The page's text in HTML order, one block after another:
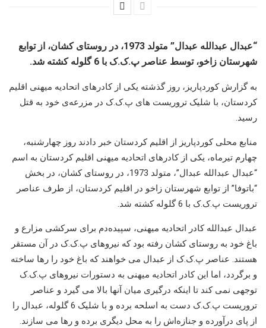
“عبدال عبداللە عبدال” متولد 1973، در روستای کشان، از توابع
شهرستان زاخو، توسط عناصر پ.ک.ک با 6 گلولە کشتە شد.
به گزارش کوردپاریز، روز گذشته یکی از کادرهای اتحادیه میهنی اقلیم
کردستان، با شلیک تروریست های پ.ک.ک در مزرعەی خود بە قتل
رسید.
منابع محلی کوردپاریز از اقلیم کردستان خبر دادند روز چهارشنبە،
چهارم تیرماه، یکی از کادرهای اتحادیه میهنی اقلیم کردستان بە اسم
“عبدال عبداللە عبدال”، متولد 1973، در روستای کشان، در بخش
“باتوفا” از توابع شهرستان زاخو در اقلیم کردستان، از طرف عناصر
تروریست پ.ک.ک با 6 گلولە کشتە شد.
عبدال عبداللە کادر اتحادیه میهنی، سپیدەدم برای سرکشی مزارع و
باغ خود بە روستای کشان رفتە بود کە نیروهای پ.ک.ک در آن مستقر
هستند. عناصر پ.ک.ک از عبدال می خواهند کە باغ خود را رها ساختە
و برگردد، اما این کادر اتحادیه میهنی بە دستورات نیروهای پ.ک.ک
توجهی نمی کند تا اینکە درگیری میان آنها بالا می گیرد و عناصر
تروریست پ.ک.ک دست بە اسلحە بردە و با شلیک 6 گلولە، عبدال را
از پای درآوردە و جنازەاش را بە محل دیگری بردە و رها می سازند.